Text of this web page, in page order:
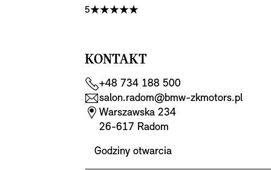
5
KONTAKT
+48 734 188 500
salon.radom@bmw-zkmotors.pl
Warszawska 234
26-617 Radom
Godziny otwarcia